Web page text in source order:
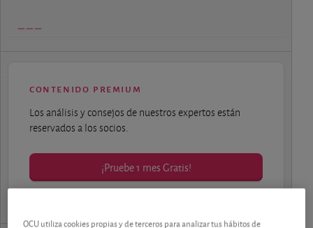
contenido premium
Los análisis y consejos de nuestros expertos están
reservados a los socios.
¡Pruebe 1 mes Gratis!
OCU utiliza cookies propias y de terceros para analizar tus hábitos de